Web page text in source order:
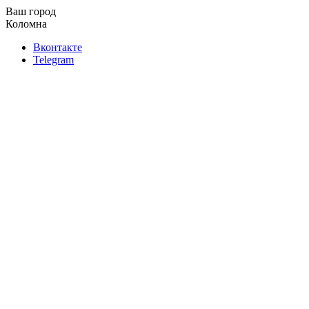
Ваш город
Коломна
Вконтакте
Telegram